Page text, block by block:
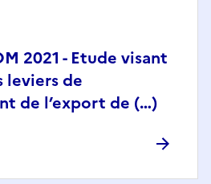
2021 - Etude visant
leviers de
de l’export de (…)